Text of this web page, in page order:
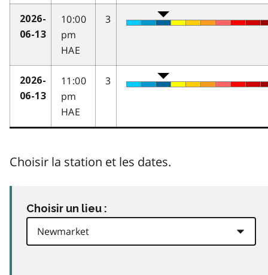
2026-
06-13
10:00
pm
HAE
3
2026-
06-13
11:00
pm
HAE
3
Choisir la station et les dates.
Choisir un lieu :